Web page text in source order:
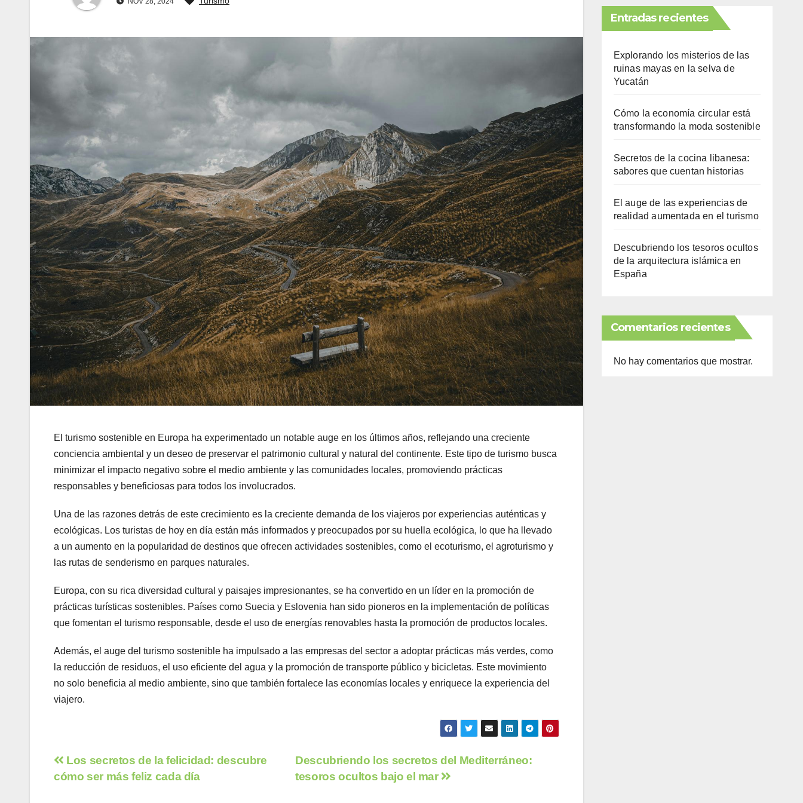
El turismo sostenible en Europa ha experimentado un notable auge en los últimos años, reflejando una creciente
conciencia ambiental y un deseo de preservar el patrimonio cultural y natural del continente. Este tipo de turismo busca
minimizar el impacto negativo sobre el medio ambiente y las comunidades locales, promoviendo prácticas
responsables y beneficiosas para todos los involucrados.
Una de las razones detrás de este crecimiento es la creciente demanda de los viajeros por experiencias auténticas y
ecológicas. Los turistas de hoy en día están más informados y preocupados por su huella ecológica, lo que ha llevado
a un aumento en la popularidad de destinos que ofrecen actividades sostenibles, como el ecoturismo, el agroturismo y
las rutas de senderismo en parques naturales.
Europa, con su rica diversidad cultural y paisajes impresionantes, se ha convertido en un líder en la promoción de
prácticas turísticas sostenibles. Países como Suecia y Eslovenia han sido pioneros en la implementación de políticas
que fomentan el turismo responsable, desde el uso de energías renovables hasta la promoción de productos locales.
Además, el auge del turismo sostenible ha impulsado a las empresas del sector a adoptar prácticas más verdes, como
la reducción de residuos, el uso eficiente del agua y la promoción de transporte público y bicicletas. Este movimiento
no solo beneficia al medio ambiente, sino que también fortalece las economías locales y enriquece la experiencia del
viajero.
Navegación
Descubriendo los secretos del Mediterráneo:
tesoros ocultos bajo el mar
Los secretos de la felicidad: descubre
cómo ser más feliz cada día
Entradas recientes
Explorando los misterios de las
ruinas mayas en la selva de
Yucatán
Cómo la economía circular está
transformando la moda sostenible
Secretos de la cocina libanesa:
sabores que cuentan historias
El auge de las experiencias de
realidad aumentada en el turismo
Descubriendo los tesoros ocultos
de la arquitectura islámica en
España
Comentarios recientes
No hay comentarios que mostrar.